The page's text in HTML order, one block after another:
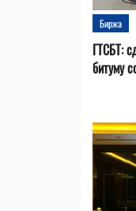
Биржа
ГТСБТ:
битуму